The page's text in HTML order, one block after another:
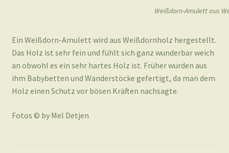
Weißdorn-Amulett aus
Ein Weißdorn-Amulett wird aus Weißdornholz hergestellt.
Das Holz ist sehr fein und fühlt sich ganz wunderbar weich
an obwohl es ein sehr hartes Holz ist. Früher wurden aus
ihm Babybetten und Wanderstöcke gefertigt, da man dem
Holz einen Schutz vor bösen Kräften nachsagte.
Fotos © by Mel Detjen